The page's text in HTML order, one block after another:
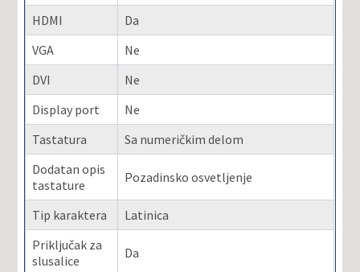
HDMI
Da
VGA
Ne
DVI
Ne
Display port
Ne
Tastatura
Sa numeričkim delom
Dodatan opis
tastature
Pozadinsko osvetljenje
Tip karaktera
Latinica
Priključak za
slusalice
Da